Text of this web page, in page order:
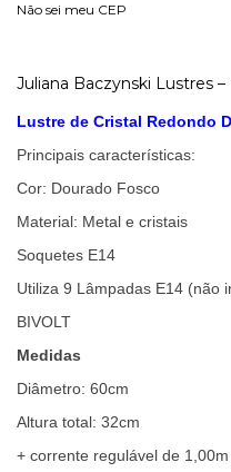
Não sei meu CEP
Juliana Baczynski Lustres
Lustre de Cristal Redondo
Principais características:
Cor: Dourado Fosco
Material: Metal e cristais
Soquetes E14
Utiliza 9 Lâmpadas E14 (não
BIVOLT
Medidas
Diâmetro: 60cm
Altura total: 32cm
+ corrente regulável de 1,00m